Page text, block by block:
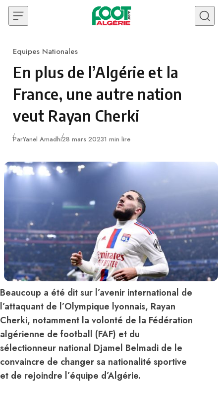
Skip to content
Category
Equipes Nationales
En plus de l’Algérie et la
France, une autre nation
veut Rayan Cherki
ParYanel AmadhiPublié
28 mars 20231 min lire
Beaucoup a été dit sur l’avenir international de
l’attaquant de l’Olympique lyonnais, Rayan
Cherki, notamment la volonté de la Fédération
algérienne de football (FAF) et du
sélectionneur national Djamel Belmadi de le
convaincre de changer sa nationalité sportive
et de rejoindre l’équipe d’Algérie.